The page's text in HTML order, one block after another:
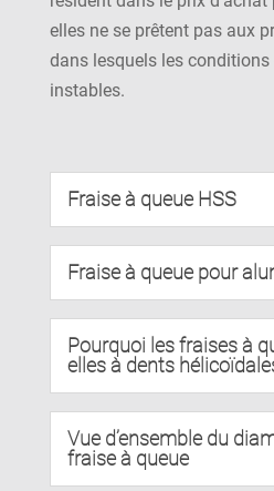
elles ne se prêtent pas aux
dans lesquels les
instables.
Fraise à queue HSS
Fraise à queue pour
Pourquoi les fraises à
elles à dents
Vue d’ensemble du
fraise à queue